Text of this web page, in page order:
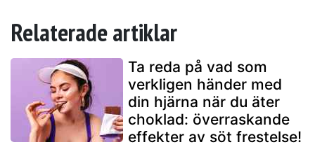
Relaterade artiklar
Ta reda på vad som
verkligen händer med
din hjärna när du äter
choklad: överraskande
effekter av söt frestelse!